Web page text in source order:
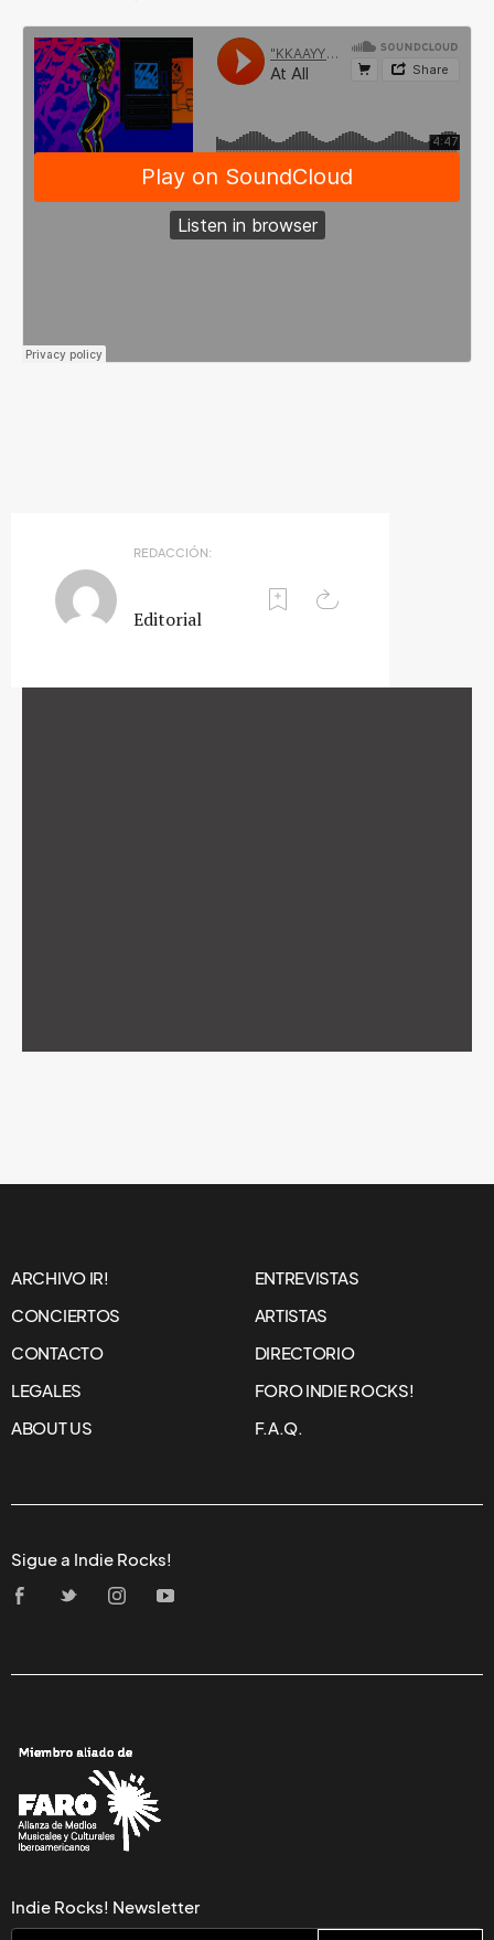
REDACCIÓN:
Editorial
ARCHIVO IR!
ENTREVISTAS
CONCIERTOS
ARTISTAS
CONTACTO
DIRECTORIO
LEGALES
FORO INDIE ROCKS!
ABOUT US
F.A.Q.
Sigue a Indie Rocks!
Indie Rocks! Newsletter